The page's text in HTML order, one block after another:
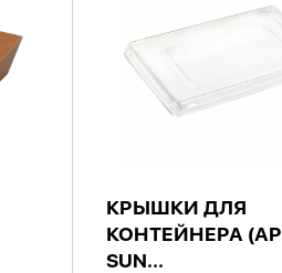
КРЫШКИ ДЛЯ
КОНТЕЙНЕРА
SUN...